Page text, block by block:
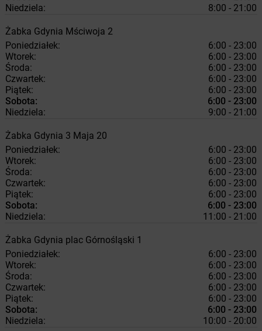
Niedziela:
8:00 - 21:00
Żabka Gdynia Mściwoja 2
Poniedziałek:
6:00 - 23:00
Wtorek:
6:00 - 23:00
Środa:
6:00 - 23:00
Czwartek:
6:00 - 23:00
Piątek:
6:00 - 23:00
Sobota:
6:00 - 23:00
Niedziela:
9:00 - 21:00
Żabka Gdynia 3 Maja 20
Poniedziałek:
6:00 - 23:00
Wtorek:
6:00 - 23:00
Środa:
6:00 - 23:00
Czwartek:
6:00 - 23:00
Piątek:
6:00 - 23:00
Sobota:
6:00 - 23:00
Niedziela:
11:00 - 21:00
Żabka Gdynia plac Górnośląski 1
Poniedziałek:
6:00 - 23:00
Wtorek:
6:00 - 23:00
Środa:
6:00 - 23:00
Czwartek:
6:00 - 23:00
Piątek:
6:00 - 23:00
Sobota:
6:00 - 23:00
Niedziela:
10:00 - 20:00